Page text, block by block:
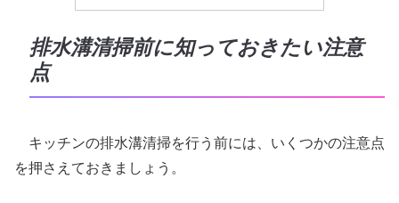
排水溝清掃前に知っておきたい注意
点
キッチンの排水溝清掃を行う前には、いくつかの注意点
を押さえておきましょう。